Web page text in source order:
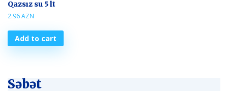
Qazsız su 5 lt
2.96AZN
Add to cart
Səbət